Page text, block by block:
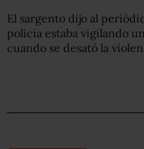
El sargento dijo al
policía estaba vigilando
cuando se desató la